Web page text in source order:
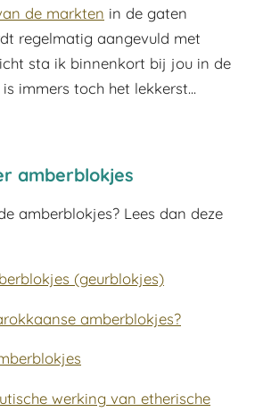
de markten in de gaten
regelmatig aangevuld met
sta ik binnenkort bij jou in de
immers toch het lekkerst...
amberblokjes
amberblokjes? Lees dan deze
(geurblokjes)
amberblokjes?
werking van etherische